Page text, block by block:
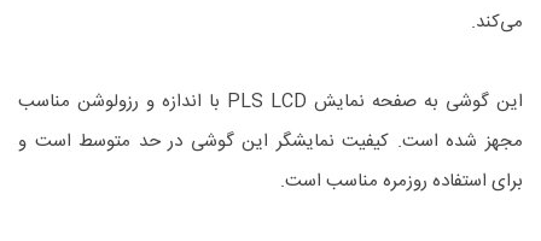
می‌کند.
این گوشی به صفحه نمایش PLS LCD با اندازه و رزولوشن مناسب
مجهز شده است. کیفیت نمایشگر این گوشی در حد متوسط است و
برای استفاده روزمره مناسب است.